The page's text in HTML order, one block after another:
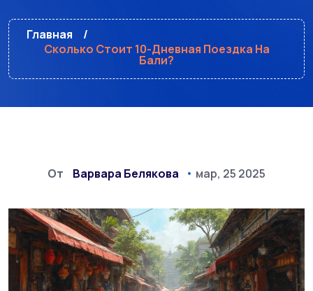
Главная
Сколько Стоит 10-Дневная Поездка На
Бали?
От Варвара Белякова мар, 25 2025